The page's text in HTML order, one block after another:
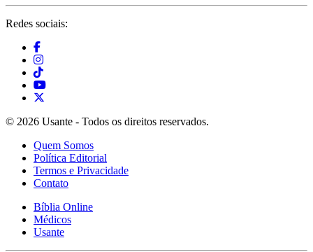
Redes sociais:
© 2026 Usante - Todos os direitos reservados.
Quem Somos
Política Editorial
Termos e Privacidade
Contato
Bíblia Online
Médicos
Usante